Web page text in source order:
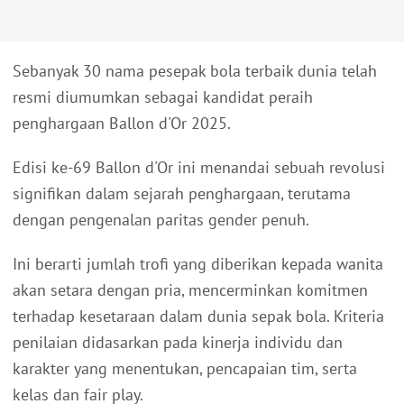
Sebanyak 30 nama pesepak bola terbaik dunia telah
resmi diumumkan sebagai kandidat peraih
penghargaan Ballon d'Or 2025.
Edisi ke-69 Ballon d'Or ini menandai sebuah revolusi
signifikan dalam sejarah penghargaan, terutama
dengan pengenalan paritas gender penuh.
Ini berarti jumlah trofi yang diberikan kepada wanita
akan setara dengan pria, mencerminkan komitmen
terhadap kesetaraan dalam dunia sepak bola. Kriteria
penilaian didasarkan pada kinerja individu dan
karakter yang menentukan, pencapaian tim, serta
kelas dan fair play.